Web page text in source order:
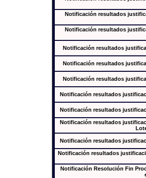
Notificación resultados
Notificación resultados
Notificación resultados
Notificación resultados
Notificación resultados
Notificación resultados
Notificación resultados
Notificación resultados
Notificación resultados
Notificación resultados
Notificación Resolución Fin